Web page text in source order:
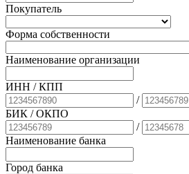
Покупатель
Форма собственности
Наименование организации
ИНН / КПП
/
БИК / ОКПО
/
Наименование банка
Город банка